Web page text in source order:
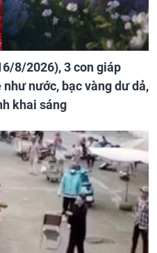
8/2026), 3 con giáp
nước, bạc vàng dư dả,
khai sáng